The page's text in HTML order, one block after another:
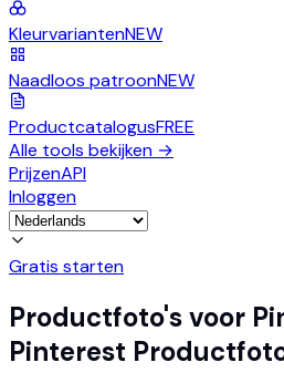
KleurvariantenNEW
Naadloos patroonNEW
ProductcatalogusFREE
Alle tools bekijken →
PrijzenAPI
Inloggen
Gratis starten
Productfoto's voor
Pinterest